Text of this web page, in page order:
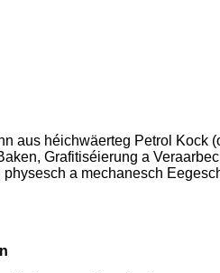
aus héichwäerteg Petrol
Grafitiséierung a
a mechanesch